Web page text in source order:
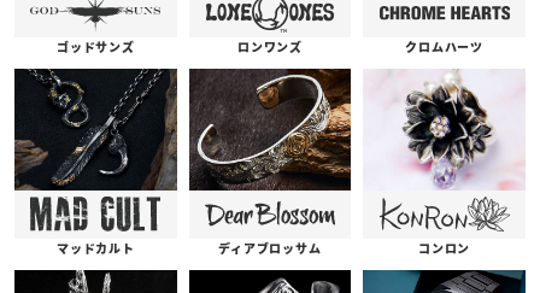
ゴッドサンズ ロンワンズ クロムハーツ
マッドカルト ディアブロッサム コンロン